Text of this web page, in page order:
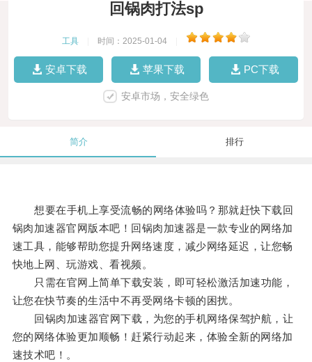
回锅肉打法sp
工具 时间：2025-01-04
安卓下载 苹果下载 PC下载
安卓市场，安全绿色
简介 排行
想要在手机上享受流畅的网络体验吗？那就赶快下载回
锅肉加速器官网版本吧！回锅肉加速器是一款专业的网络加
速工具，能够帮助您提升网络速度，减少网络延迟，让您畅
快地上网、玩游戏、看视频。
只需在官网上简单下载安装，即可轻松激活加速功能，
让您在快节奏的生活中不再受网络卡顿的困扰。
回锅肉加速器官网下载，为您的手机网络保驾护航，让
您的网络体验更加顺畅！赶紧行动起来，体验全新的网络加
速技术吧！。